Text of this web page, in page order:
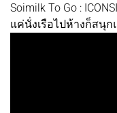
Soimilk To Go :
แค่นั่งเรือไปห้างก็สนุก